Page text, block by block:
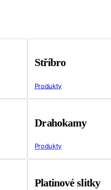
Stříbro
Produkty
Drahokamy
Produkty
Platinové slitky